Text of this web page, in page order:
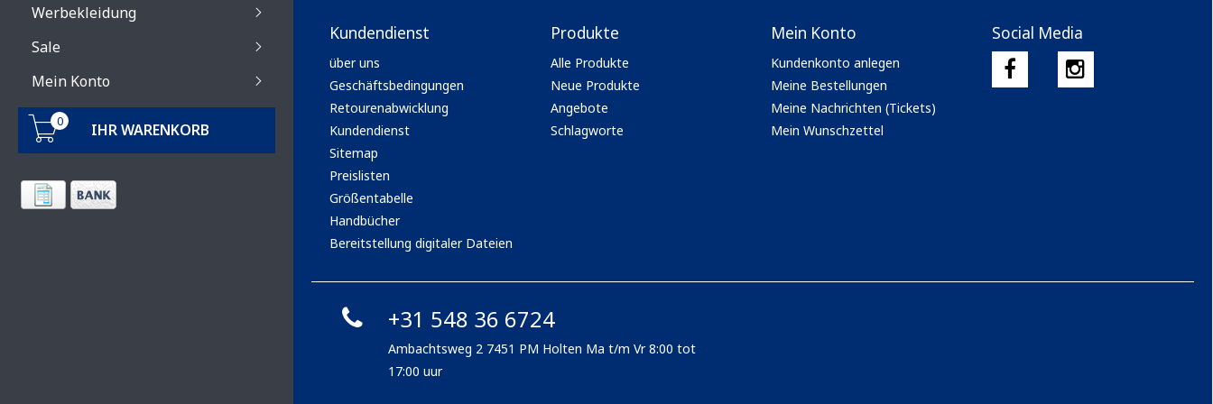
Werbekleidung
Sale
Mein Konto
0 IHR WARENKORB
Kundendienst
über uns
Geschäftsbedingungen
Retourenabwicklung
Kundendienst
Sitemap
Preislisten
Größentabelle
Handbücher
Bereitstellung digitaler Dateien
Produkte
Alle Produkte
Neue Produkte
Angebote
Schlagworte
Mein Konto
Kundenkonto anlegen
Meine Bestellungen
Meine Nachrichten (Tickets)
Mein Wunschzettel
Social Media
+31 548 36 6724
Ambachtsweg 2 7451 PM Holten Ma t/m Vr 8:00 tot
17:00 uur